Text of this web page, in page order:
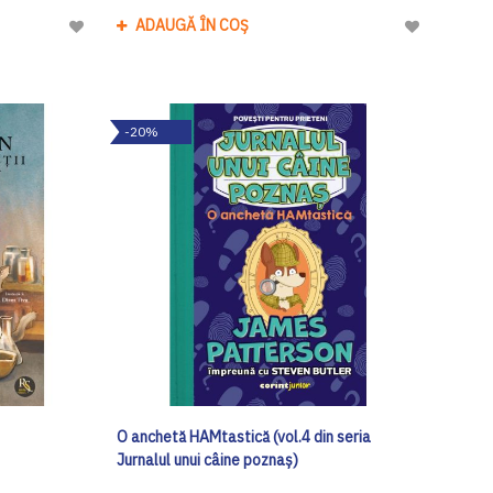
Adaugă
Dorinte
ADAUGĂ ÎN COȘ
Adaugă
-20%
O anchetă HAMtastică (vol.4 din seria
Jurnalul unui câine poznaș)